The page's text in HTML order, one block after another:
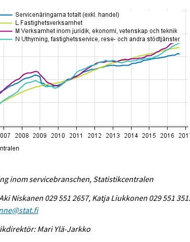
inom servicebranschen, Statistikcentralen
Niskanen 029 551 2657, Katja Liukkonen 029 551
Mari Ylä-Jarkko